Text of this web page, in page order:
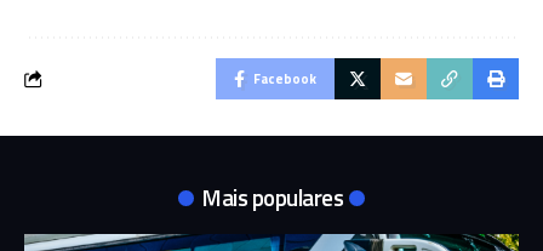
Facebook
Mais populares